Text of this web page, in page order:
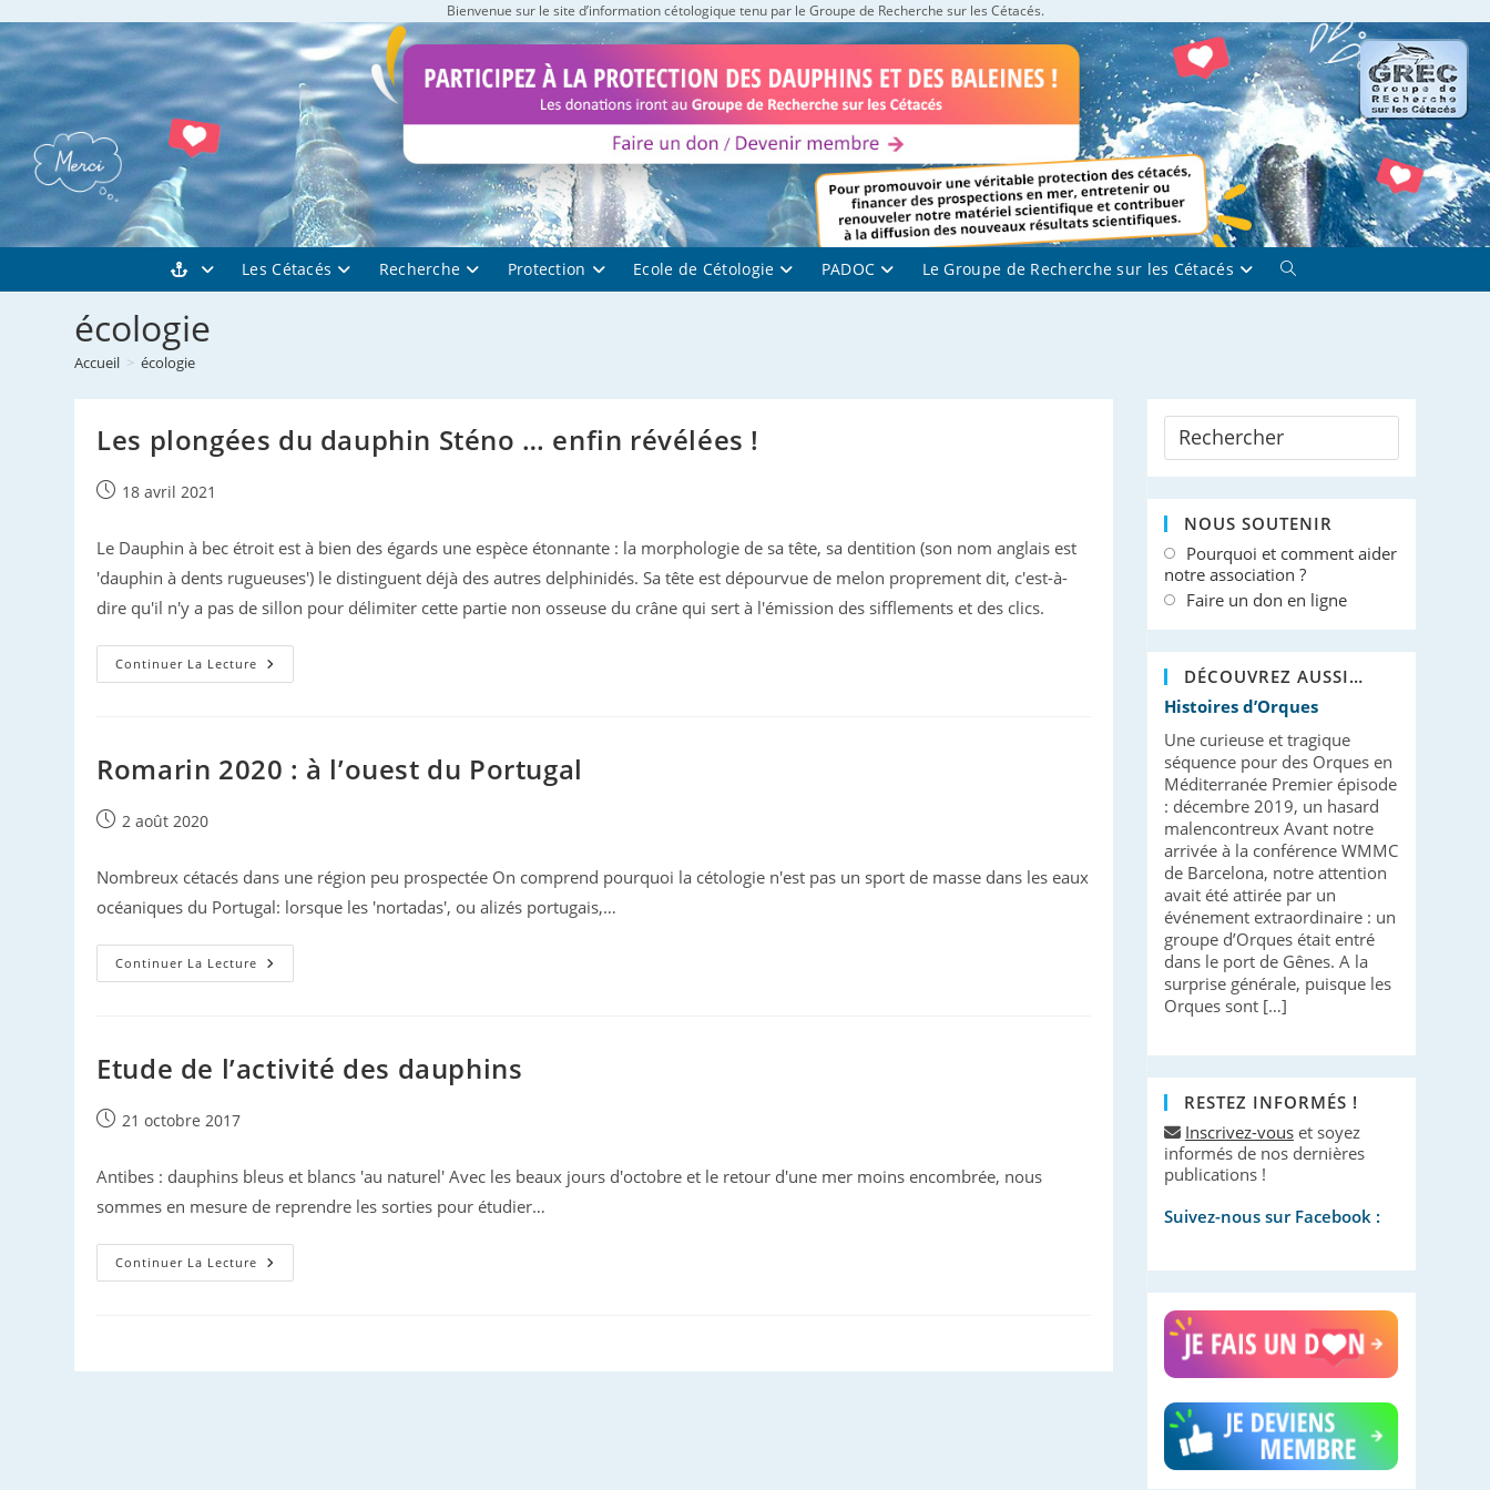
to
content
Bienvenue sur le site d’information cétologique tenu par le Groupe de Recherche sur les Cétacés.
Les Cétacés Recherche Protection Ecole de Cétologie PADOC Le Groupe de Recherche sur les Cétacés Toggle
écologie
Accueil > écologie
Les plongées du dauphin Sténo … enfin révélées !
Publication
18 avril 2021
Le Dauphin à bec étroit est à bien des égards une espèce étonnante : la morphologie de sa tête, sa dentition (son nom anglais est
'dauphin à dents rugueuses') le distinguent déjà des autres delphinidés. Sa tête est dépourvue de melon proprement dit, c'est-à-
dire qu'il n'y a pas de sillon pour délimiter cette partie non osseuse du crâne qui sert à l'émission des sifflements et des clics.
Continuer La Lecture Les
Plongées
Enfin
Révélées
Romarin 2020 : à l’ouest du Portugal
Publication
2 août 2020
Nombreux cétacés dans une région peu prospectée On comprend pourquoi la cétologie n'est pas un sport de masse dans les eaux
océaniques du Portugal: lorsque les 'nortadas', ou alizés portugais,…
Continuer La Lecture Romarin
2020
Portugal
Etude de l’activité des dauphins
Publication
21 octobre 2017
Antibes : dauphins bleus et blancs 'au naturel' Avec les beaux jours d'octobre et le retour d'une mer moins encombrée, nous
sommes en mesure de reprendre les sorties pour étudier…
Continuer La Lecture Etude
De
NOUS SOUTENIR
Pourquoi et comment aider
notre association ?
Faire un don en ligne
DÉCOUVREZ AUSSI…
Histoires d’Orques
Une curieuse et tragique
séquence pour des Orques en
Méditerranée Premier épisode
: décembre 2019, un hasard
malencontreux Avant notre
arrivée à la conférence WMMC
de Barcelona, notre attention
avait été attirée par un
événement extraordinaire : un
groupe d’Orques était entré
dans le port de Gênes. A la
surprise générale, puisque les
Orques sont […]
RESTEZ INFORMÉS !
Inscrivez-vouset soyez
informés de nos dernières
publications !
Suivez-nous sur Facebook :